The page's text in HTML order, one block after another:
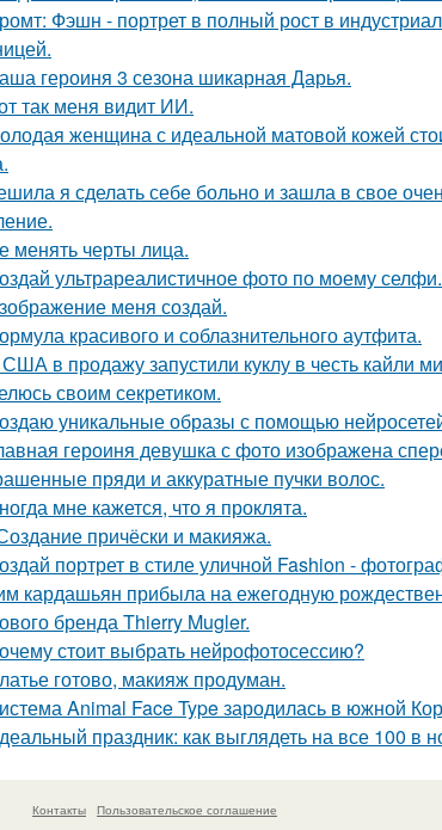
Фэшн - портрет в полный рост в
героиня 3 сезона шикарная Дарья.
так меня видит ИИ.
женщина с идеальной матовой кожей
я сделать себе больно и зашла в свое
менять черты лица.
ультрареалистичное фото по моему селфи.
меня создай.
красивого и соблазнительного аутфита.
в продажу запустили куклу в честь кайли
своим секретиком.
уникальные образы с помощью
героиня девушка с фото изображена
пряди и аккуратные пучки волос.
мне кажется, что я проклята.
причёски и макияжа.
портрет в стиле уличной Fashion -
кардашьян прибыла на ежегодную
бренда Thierry Mugler.
стоит выбрать нейрофотосессию?
готово, макияж продуман.
Animal Face Type зародилась в южной
праздник: как выглядеть на все 100 в
Контакты
Пользовательское соглашение